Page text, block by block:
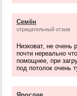
Семён
отрицательный отзыв
Низковат, не очень
почти нереально
помощнее, при
под потолок очень